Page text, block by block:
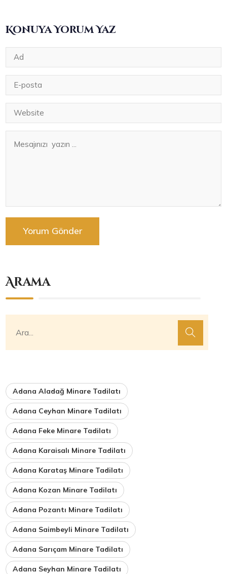
Konuya Yorum Yaz
Arama
Adana Aladağ Minare Tadilatı
Adana Ceyhan Minare Tadilatı
Adana Feke Minare Tadilatı
Adana Karaisalı Minare Tadilatı
Adana Karataş Minare Tadilatı
Adana Kozan Minare Tadilatı
Adana Pozantı Minare Tadilatı
Adana Saimbeyli Minare Tadilatı
Adana Sarıçam Minare Tadilatı
Adana Seyhan Minare Tadilatı